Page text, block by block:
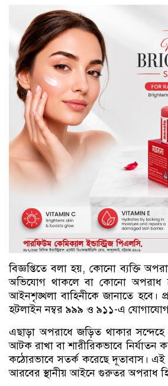
বিজ্ঞপ্তিতে বলা হয়, কোনো ব্যক্তি
অভিযোগ থাকলে বা কোনো অপরাধ
আইনশৃঙ্খলা বাহিনীকে জানাতে হবে।
হটলাইন নম্বর ৯৯৯ ও ৯১১-এ যোগাযোগ
এছাড়া অপরাধে জড়িত থাকার
আটক রাখা বা শারীরিকভাবে নির্যাতন
কঠোরভাবে সতর্ক করেছে দূতাবাস। এই
আরবের স্থানীয় আইনে গুরুতর অপরাধ